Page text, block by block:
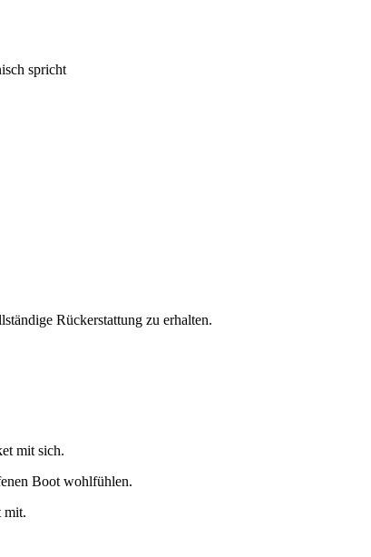
spricht
Rückerstattung zu erhalten.
mit sich.
Boot wohlfühlen.
mit.